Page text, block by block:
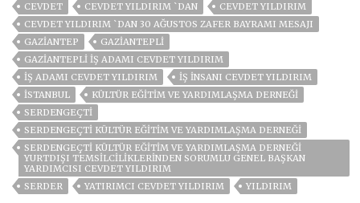
CEVDET
CEVDET YILDIRIM `DAN
CEVDET YILDIRIM
CEVDET YILDIRIM `DAN 30 AĞUSTOS ZAFER BAYRAMI MESAJI
GAZIANTEP
GAZİANTEPLİ
GAZIANTEPLI İŞ ADAMI CEVDET YILDIRIM
IŞ ADAMI CEVDET YILDIRIM
İŞ INSANI CEVDET YILDIRIM
ISTANBUL
KÜLTÜR EĞITIM VE YARDIMLAŞMA DERNEĞI
SERDENGEÇTI
SERDENGEÇTI KÜLTÜR EĞITIM VE YARDIMLAŞMA DERNEĞI
SERDENGEÇTI KÜLTÜR EĞITIM VE YARDIMLAŞMA DERNEĞI
YURTDIŞI TEMSILCILIKLERINDEN SORUMLU GENEL BAŞKAN
YARDIMCISI CEVDET YILDIRIM
SERDER
YATIRIMCI CEVDET YILDIRIM YILDIRIM